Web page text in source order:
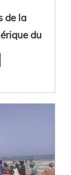
de la
du
des